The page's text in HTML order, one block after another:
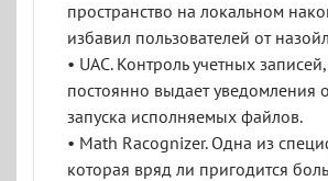
пространство на локальном
избавил пользователей от
• UAC. Контроль учетных
постоянно выдает уведомления
запуска исполняемых файлов.
• Math Racognizer. Одна из
которая вряд ли пригодится